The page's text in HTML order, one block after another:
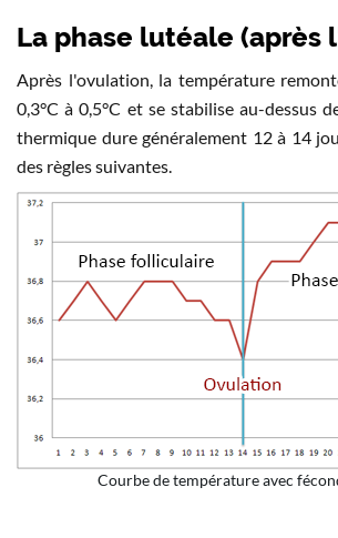
La phase lutéale (après
Après l'ovulation, la température
0,3°C à 0,5°C et se stabilise au-dessus
thermique dure généralement 12 à 14
des règles suivantes.
Courbe de température avec